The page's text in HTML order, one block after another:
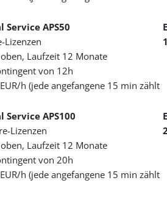
Service APS50
Lizenzen
Laufzeit 12 Monate
von 12h
h (jede angefangene 15 min zählt
Service APS100
Lizenzen
Laufzeit 12 Monate
von 20h
h (jede angefangene 15 min zählt